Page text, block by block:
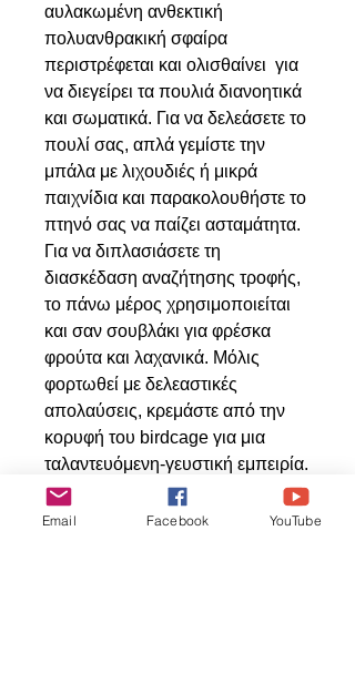
αυλακωμένη ανθεκτική
πολυανθρακική σφαίρα
περιστρέφεται και ολισθαίνει για
να διεγείρει τα πουλιά διανοητικά
και σωματικά. Για να δελεάσετε το
πουλί σας, απλά γεμίστε την
μπάλα με λιχουδιές ή μικρά
παιχνίδια και παρακολουθήστε το
πτηνό σας να παίζει ασταμάτητα.
Για να διπλασιάσετε τη
διασκέδαση αναζήτησης τροφής,
το πάνω μέρος χρησιμοποιείται
και σαν σουβλάκι για φρέσκα
φρούτα και λαχανικά. Μόλις
φορτωθεί με δελεαστικές
απολαύσεις, κρεμάστε από την
κορυφή του birdcage για μια
ταλαντευόμενη-γευστική εμπειρία.
Κατάλληλο για μέγαλους
παπαγάλους όπως Μακάω,
Email Facebook YouTube